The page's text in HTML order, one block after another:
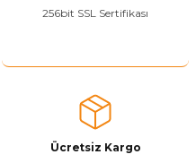
256bit SSL Sertifikası
Ücretsiz Kargo